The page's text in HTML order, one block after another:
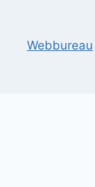
Webbureau